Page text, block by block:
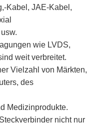
Kabel, JAE-Kabel,
wie LVDS,
weit verbreitet.
Vielzahl von Märkten,
des
Medizinprodukte.
nicht nur